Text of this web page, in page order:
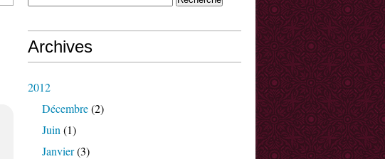
Archives
2012
Décembre(2)
Juin (1)
Janvier(3)